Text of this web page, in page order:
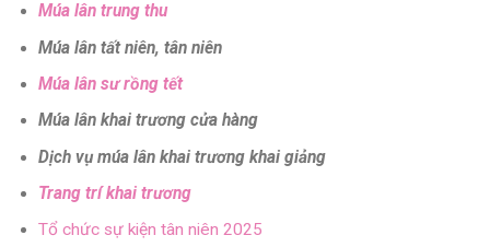
Múa lân trung thu
Múa lân tất niên, tân niên
Múa lân sư rồng tết
Múa lân khai trương cửa hàng
Dịch vụ múa lân khai trương khai giảng
Trang trí khai trương
Tổ chức sự kiện tân niên 2025